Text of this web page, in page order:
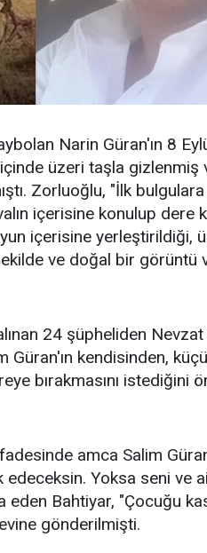
Narin Güran'ın 8
üzeri taşla
Zorluoğlu, "İlk
içerisine konulup dere
içerisine yerleştirildiği,
ve doğal bir görüntü
24 şüpheliden
kendisinden,
bırakmasını istediğini
amca Salim
Yoksa seni ve
Bahtiyar, "Çocuğu
gönderilmişti.